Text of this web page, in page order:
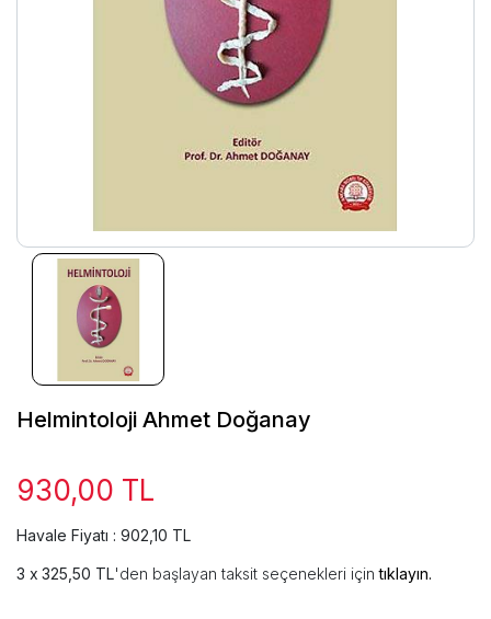
Helmintoloji Ahmet Doğanay
930,00 TL
Havale Fiyatı : 902,10 TL
325,50 TL'den başlayan taksit seçenekleri içintıklayın.